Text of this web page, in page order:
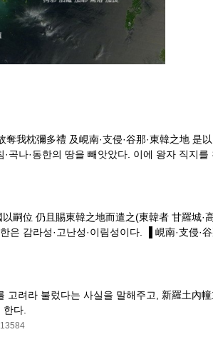
我枕彌多禮 及峴南·支侵·谷那·東韓之地
곡나·동한의 땅을 빼앗았다. 이에 왕자 직지
嗣位 仍且賜東韓之地而遣之(東韓者 甘羅城
은 감라성·고난성·이림성이다. ▐ 峴南·支侵
고려라 불렀다는 사실을 말해주고, 新羅土內
다.
13584